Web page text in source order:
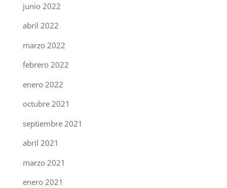
junio 2022
abril 2022
marzo 2022
febrero 2022
enero 2022
octubre 2021
septiembre 2021
abril 2021
marzo 2021
enero 2021